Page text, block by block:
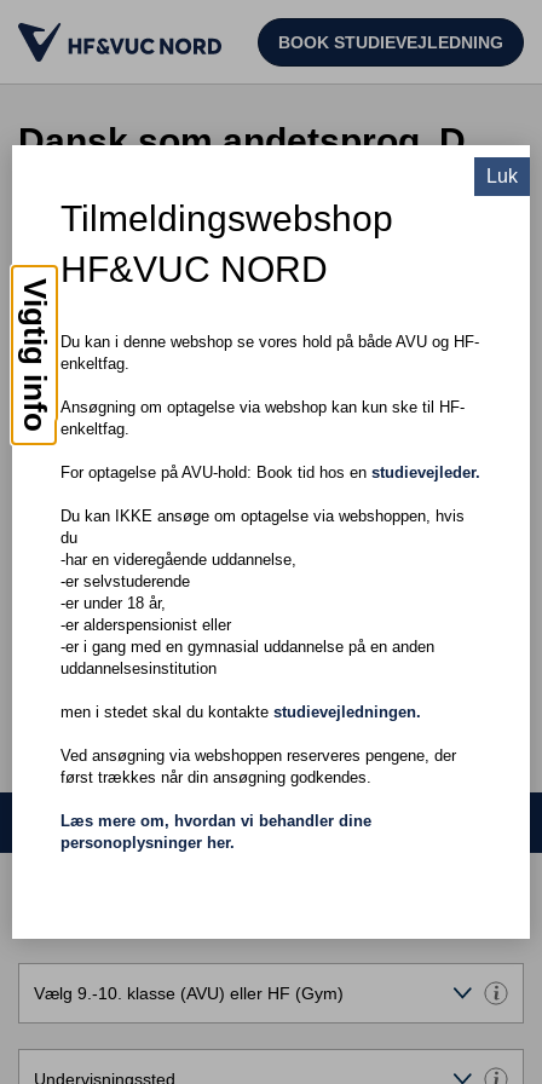
BOOK STUDIEVEJLEDNING
Dansk som andetsprog, D
TIL SØGNING
Pris: DKK 150,00
Om faget
Du lærer at udtrykke dig mere præcist og nuanceret i både
skriftligt og mundtligt dansk, og du bliver bedre til at indgå i
samtaler.
Adgangskrav
Du skal som hovedregel være fyldt 25 år, men der er undtagelser.
Hvis du vil vide mere, så kontakt en af vores vejledere.
Dertil skal du have danskfaglige færdigheder, som svarer til avu-
fagene dansk som andetsprog, niveau E eller dansk, niveau E.
Søg hold
Vælg 9.-10. klasse (AVU) eller HF (Gym)
Undervisningssted
Vigtig info
Tilmeldingswebshop
HF&VUC NORD
Du kan i denne webshop se vores hold på både AVU og HF-
enkeltfag.
Ansøgning om optagelse via webshop kan kun ske til HF-
enkeltfag.
For optagelse på AVU-hold: Book tid hos en studievejleder.
Du kan IKKE ansøge om optagelse via webshoppen, hvis
du
-har en videregående uddannelse,
-er selvstuderende
-er under 18 år,
-er alderspensionist eller
-er i gang med en gymnasial uddannelse på en anden
uddannelsesinstitution
men i stedet skal du kontakte studievejledningen.
Ved ansøgning via webshoppen reserveres pengene, der
først trækkes når din ansøgning godkendes.
Læs mere om, hvordan vi behandler dine
personoplysninger her.
Luk